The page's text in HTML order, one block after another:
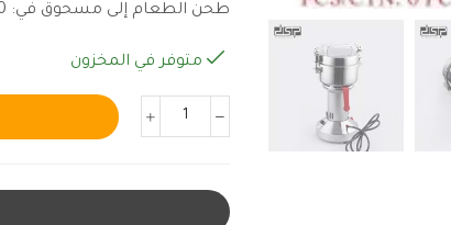
طحن الطعام إلى مسحوق في: 50-20 ثانية
متوفر في المخزون